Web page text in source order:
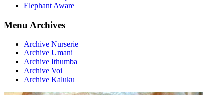
Elephant Aware
Menu Archives
Archive Nurserie
Archive Umani
Archive Ithumba
Archive Voi
Archive Kaluku